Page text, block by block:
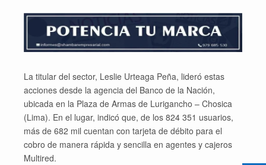
La titular del sector, Leslie Urteaga Peña, lideró estas
acciones desde la agencia del Banco de la Nación,
ubicada en la Plaza de Armas de Lurigancho – Chosica
(Lima). En el lugar, indicó que, de los 824 351 usuarios,
más de 682 mil cuentan con tarjeta de débito para el
cobro de manera rápida y sencilla en agentes y cajeros
Multired.